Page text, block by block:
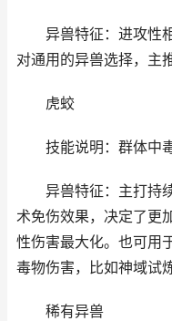
异兽特征：进攻性相
对通用的异兽选择，主
虎蛟
技能说明：群体中
异兽特征：主打持续
术免伤效果，决定了更
性伤害最大化。也可用
毒物伤害，比如神域试
稀有异兽